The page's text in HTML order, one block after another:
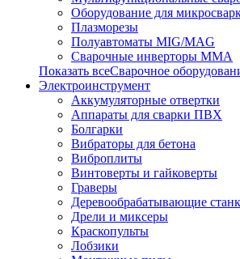
Оборудование для
Плазморезы
Полуавтоматы MIG/MAG
Сварочные инверторы ММА
Показать всеСварочное
Электроинструмент
Аккумуляторные отвертки
Аппараты для сварки ПВХ
Болгарки
Вибраторы для бетона
Виброплиты
Винтоверты и гайковерты
Граверы
Деревообрабатывающие
Дрели и миксеры
Краскопульты
Лобзики